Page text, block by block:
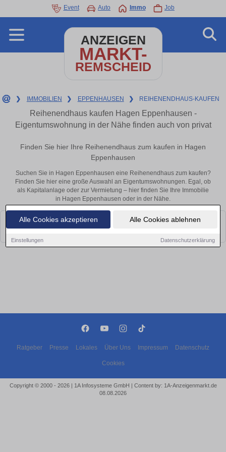
Alle Cookies akzeptieren Alle Cookies ablehnen
Einstellungen Datenschutzerklärung
Event Auto Immo Job
ANZEIGEN
MARKT-
REMSCHEID
❯ IMMOBILIEN ❯ EPPENHAUSEN ❯ REIHENENDHAUS-KAUFEN
Reihenendhaus kaufen Hagen Eppenhausen -
Eigentumswohnung in der Nähe finden auch von privat
Finden Sie hier Ihre Reihenendhaus zum kaufen in Hagen
Eppenhausen
Suchen Sie in Hagen Eppenhausen eine Reihenendhaus zum kaufen?
Finden Sie hier eine große Auswahl an Eigentumswohnungen. Egal, ob
als Kapitalanlage oder zur Vermietung – hier finden Sie Ihre Immobilie
in Hagen Eppenhausen oder in der Nähe.
Leider konnten wir derzeit keine passenden Objekte finden. Schauen Sie
bald wieder vorbei!
Ratgeber Presse Lokales Über Uns Impressum Datenschutz
Cookies
Copyright © 2000 - 2026 | 1A Infosysteme GmbH | Content by: 1A-Anzeigenmarkt.de
08.08.2026